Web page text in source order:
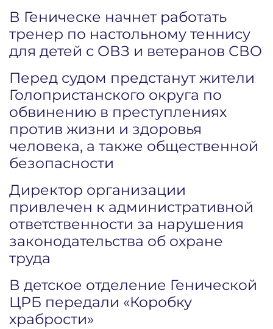
В Геническе начнет работать
тренер по настольному теннису
для детей с ОВЗ и ветеранов СВО
Перед судом предстанут жители
Голопристанского округа по
обвинению в преступлениях
против жизни и здоровья
человека, а также общественной
безопасности
Директор организации
привлечен к административной
ответственности за нарушения
законодательства об охране
труда
В детское отделение Генической
ЦРБ передали «Коробку
храбрости»